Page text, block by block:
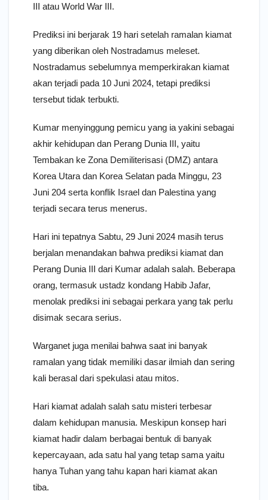
III atau World War III.
Prediksi ini berjarak 19 hari setelah ramalan kiamat
yang diberikan oleh Nostradamus meleset.
Nostradamus sebelumnya memperkirakan kiamat
akan terjadi pada 10 Juni 2024, tetapi prediksi
tersebut tidak terbukti.
Kumar menyinggung pemicu yang ia yakini sebagai
akhir kehidupan dan Perang Dunia III, yaitu
Tembakan ke Zona Demiliterisasi (DMZ) antara
Korea Utara dan Korea Selatan pada Minggu, 23
Juni 204 serta konflik Israel dan Palestina yang
terjadi secara terus menerus.
Hari ini tepatnya Sabtu, 29 Juni 2024 masih terus
berjalan menandakan bahwa prediksi kiamat dan
Perang Dunia III dari Kumar adalah salah. Beberapa
orang, termasuk ustadz kondang Habib Jafar,
menolak prediksi ini sebagai perkara yang tak perlu
disimak secara serius.
Warganet juga menilai bahwa saat ini banyak
ramalan yang tidak memiliki dasar ilmiah dan sering
kali berasal dari spekulasi atau mitos.
Hari kiamat adalah salah satu misteri terbesar
dalam kehidupan manusia. Meskipun konsep hari
kiamat hadir dalam berbagai bentuk di banyak
kepercayaan, ada satu hal yang tetap sama yaitu
hanya Tuhan yang tahu kapan hari kiamat akan
tiba.